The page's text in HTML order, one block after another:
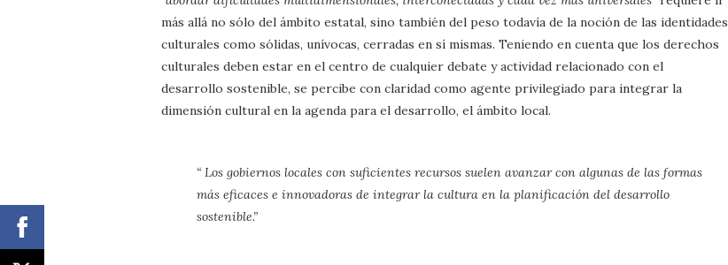
más allá no sólo del ámbito estatal, sino también del peso todavía de la noción de las identidades
culturales como sólidas, unívocas, cerradas en sí mismas. Teniendo en cuenta que los derechos
culturales deben estar en el centro de cualquier debate y actividad relacionado con el
desarrollo sostenible, se percibe con claridad como agente privilegiado para integrar la
dimensión cultural en la agenda para el desarrollo, el ámbito local.
“ Los gobiernos locales con suficientes recursos suelen avanzar con algunas de las formas
más eficaces e innovadoras de integrar la cultura en la planificación del desarrollo
sostenible.”